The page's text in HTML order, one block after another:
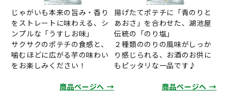
じゃがいも本来の旨み・香り
をストレートに味わえる、シ
ンプルな「うすしお味」
サクサクのポテチの食感と、
噛むほどに広がる芋の味わい
をお楽しみください！
商品ページへ →
揚げたてポテチに「青のりと
あおさ」を合わせた、湖池屋
伝統の「のり塩」
２種類ののりの風味がしっか
り感じられる、お酒のお供に
もピッタリな一品です♪
商品ページへ →